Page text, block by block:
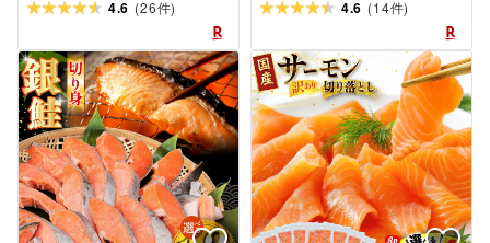
装 家庭用 訳アリ 塩分控えめ 冷
4.6 (26件)
アトランティックサーモン 真空
4.6 (14件)